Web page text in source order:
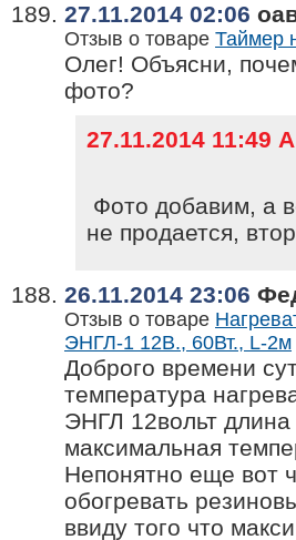
27.11.2014 02:06
Отзыв о товаре Таймер
Олег! Объясни,
фото?
27.11.2014 11:49
Фото добавим, а
не продается,
26.11.2014 23:06
Отзыв о товаре
ЭНГЛ-1 12В., 60Вт., L-2м
Доброго времени
температура
ЭНГЛ 12вольт
максимальная
Непонятно еще вот
обогревать
ввиду того что